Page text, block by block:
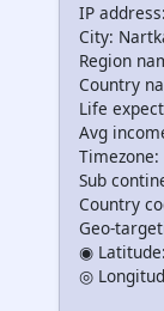
IP
City:
Region
Country
Life
Avg
Sub
Country
Geo-
◉
◎